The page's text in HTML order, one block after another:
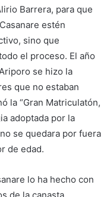
Barrera, para que
estén
sino que
el proceso. El año
se hizo la
que no estaban
la “Gran Matriculatón,
adoptada por la
se quedara por fuera
de edad.
lo ha hecho con
de la canasta